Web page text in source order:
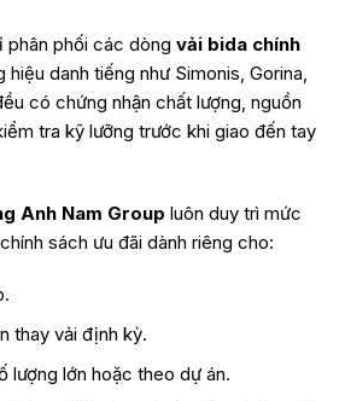
phối các dòng vải bida chính
hiệu danh tiếng như Simonis, Gorina,
có chứng nhận chất lượng, nguồn
tra kỹ lưỡng trước khi giao đến tay
Anh Nam Group luôn duy trì mức
sách ưu đãi dành riêng cho:
thay vải định kỳ.
lượng lớn hoặc theo dự án.